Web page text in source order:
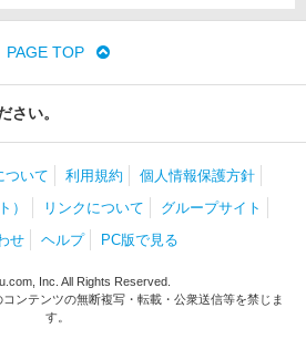
PAGE TOP
さい。
ついて 利用規約
個人情報保護方針
）
リンクについて
グループサイト
せ
ヘルプ PC版で見る
Inc. All Rights Reserved.
ンテンツの無断複写・転載・公衆送信等を禁じま
す。